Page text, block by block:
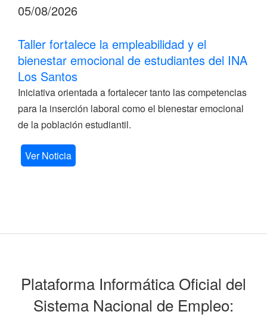
05/08/2026
Taller fortalece la empleabilidad y el
bienestar emocional de estudiantes del INA
Los Santos
Iniciativa orientada a fortalecer tanto las competencias
para la inserción laboral como el bienestar emocional
de la población estudiantil.
Ver Noticia
Plataforma Informática Oficial del
Sistema Nacional de Empleo: